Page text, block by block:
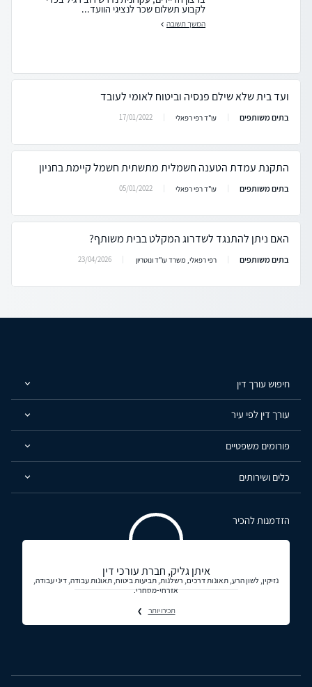
לקבוע תשלום שכר לנציגי הוועד...
המשך תשובה
ועד בית שלא שילם פנסיה וביטוח לאומי לעובד
בתים משותפים עו"ד רפי רפאלי 17/01/2022
התקנת עמדת הטענה חשמלית מתשתית חשמל קיימת בחניון
בתים משותפים עו"ד רפי רפאלי 05/01/2022
האם ניתן להתנגד לשדרוג המקלט בבית משותף?
בתים משותפים רפי רפאלי, משרד עו"ד ונוטריון 23/04/2026
חיפוש עורך דין
עורך דין לפי עיר
פורומים משפטיים
כלים ושירותים
הזדמנות להכיר
איתן גליק, חברת עורכי דין
נזיקין, לשון הרע, תאונות דרכים, רשלנות, תביעות ביטוח, תאונות עבודה, דיני עבודה,
אזרחי-מסחרי.
תכירו יותר